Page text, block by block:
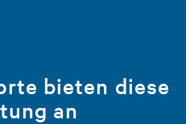
bieten diese
an